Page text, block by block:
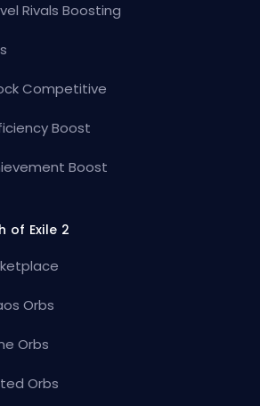
Rivals Boosting
Competitive
Boost
Boost
of Exile 2
Orbs
Orbs
Orbs